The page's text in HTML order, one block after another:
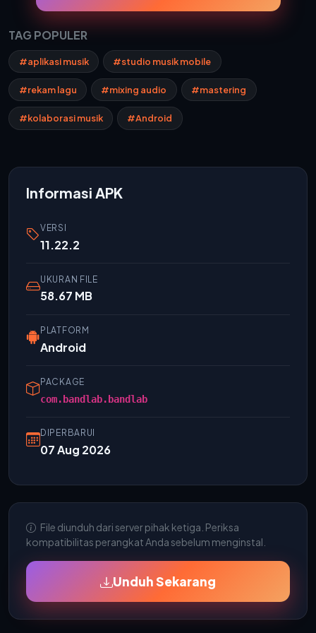
TAG POPULER
#aplikasi musik #studio musik mobile
#rekam lagu #mixing audio #mastering
#kolaborasi musik #Android
Informasi APK
VERSI
11.22.2
UKURAN FILE
58.67 MB
PLATFORM
Android
PACKAGE
com.bandlab.bandlab
DIPERBARUI
07 Aug 2026
File diunduh dari server pihak ketiga. Periksa
kompatibilitas perangkat Anda sebelum menginstal.
Unduh Sekarang